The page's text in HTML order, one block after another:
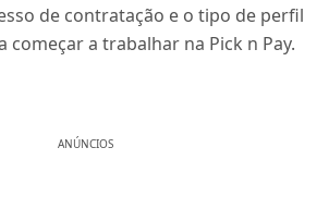
de contratação e o tipo de perfil
começar a trabalhar na Pick n Pay.
ANÚNCIOS